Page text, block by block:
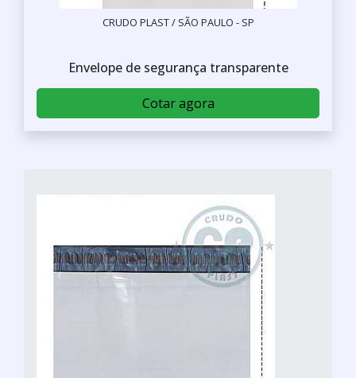
CRUDO PLAST / SÃO PAULO - SP
Envelope de segurança transparente
Cotar agora